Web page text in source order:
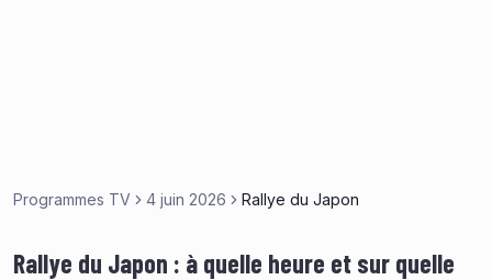
Programmes TV 4 juin 2026 Rallye du Japon
Rallye du Japon : à quelle heure et sur quelle